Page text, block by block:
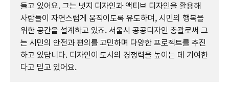
들고 있어요. 그는 넛지 디자인과 액티브 디자인을 활용해
사람들이 자연스럽게 움직이도록 유도하며, 시민의 행복을
위한 공간을 설계하고 있죠. 서울시 공공디자인 총괄로써 그
는 시민의 안전과 편의를 고민하며 다양한 프로젝트를 추진
하고 있답니다. 디자인이 도시의 경쟁력을 높이는 데 기여한
다고 믿고 있어요.